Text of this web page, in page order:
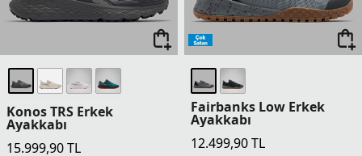
Konos TRS Erkek
Ayakkabı
15.999,90TL
Fairbanks Low Erkek
Ayakkabı
12.499,90TL